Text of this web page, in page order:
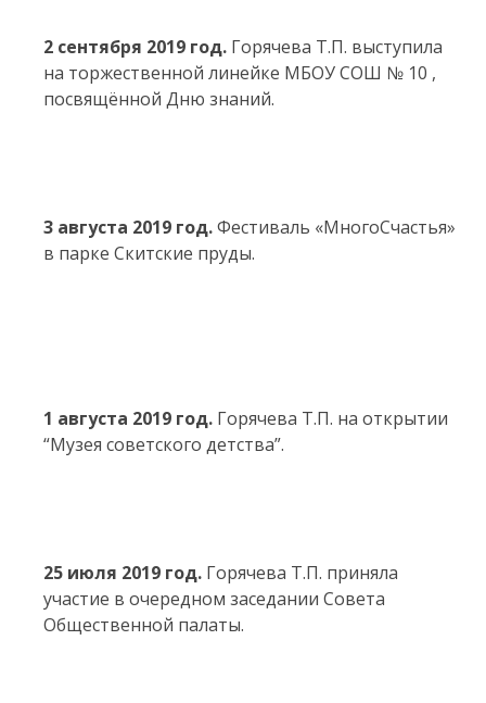
2 сентября 2019 год. Горячева Т.П. выступила
на торжественной линейке МБОУ СОШ № 10 ,
посвящённой Дню знаний.
3 августа 2019 год.Фестиваль «МногоСчастья»
в парке Скитские пруды.
1 августа 2019 год. Горячева Т.П. на открытии
“Музея советского детства”.
25 июля 2019 год. Горячева Т.П. приняла
участие в очередном заседании Совета
Общественной палаты.